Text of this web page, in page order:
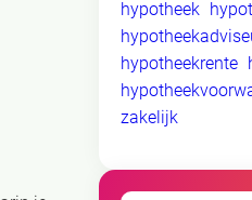
hypotheek
hypotheekrente
zakelijk